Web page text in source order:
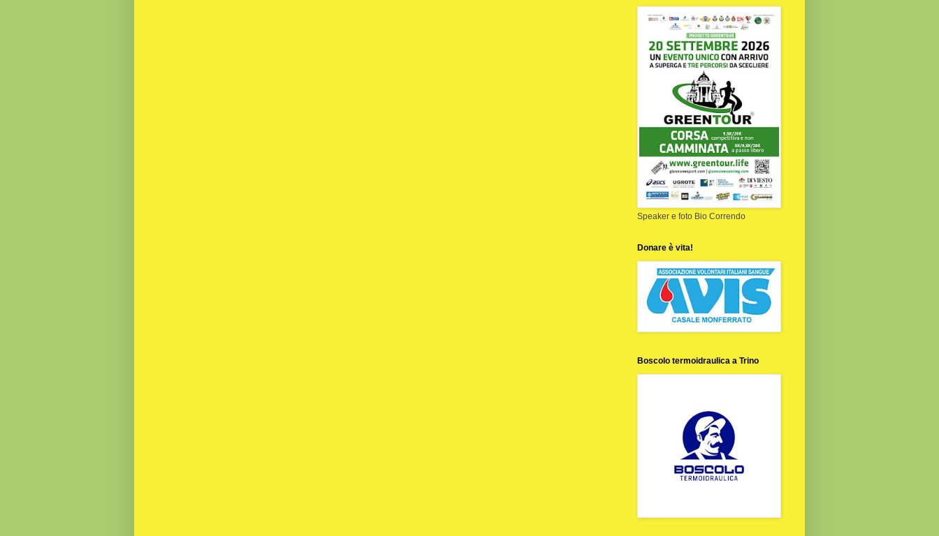
Speaker e foto Bio Correndo
Donare è vita!
Boscolo termoidraulica a Trino